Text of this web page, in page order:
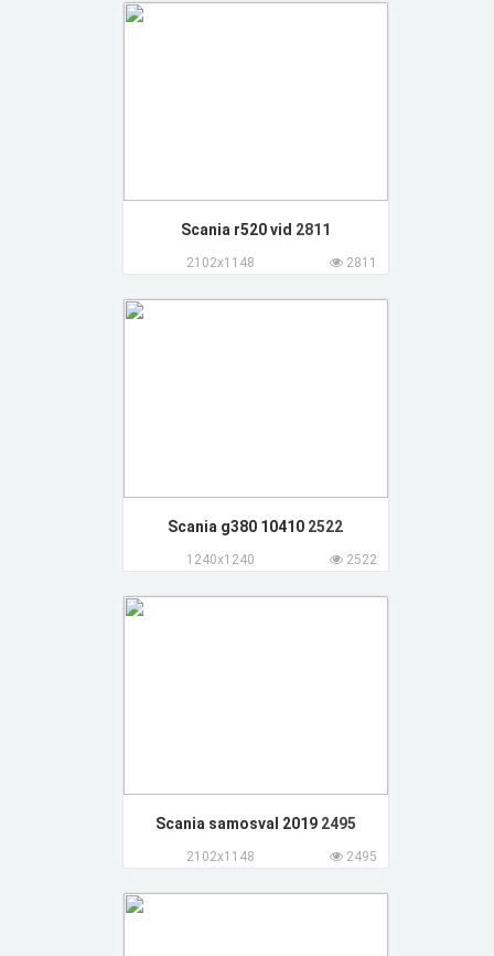
Scania r520 vid 2811
2102x1148 2811
Scania g380 10410 2522
1240x1240 2522
Scania samosval 2019 2495
2102x1148 2495